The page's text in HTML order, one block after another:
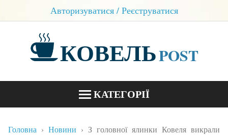
Авторизуватися / Реєструватися
КОВЕЛЬPOST
КАТЕГОРІЇ
Головна Новини
З головної ялинки Ковеля викрали